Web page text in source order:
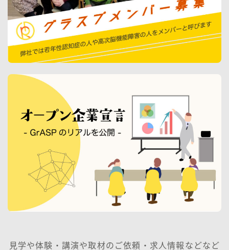
見学や体験・講演や取材のご依頼・求人情報などなど